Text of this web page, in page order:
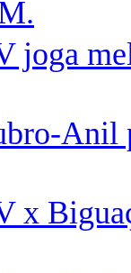
joga
Anil
x